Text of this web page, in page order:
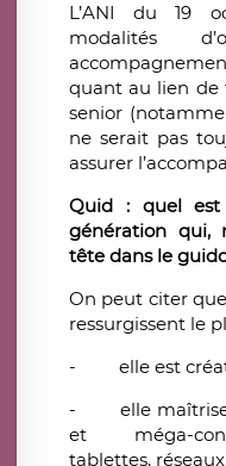
L’ANI du 19
modalités
quant au lien
senior
ne serait pas
assurer
Quid : quel
génération qui,
tête dans le
On peut citer
ressurgissent le
- elle est
- elle maîtrise
et méga-
tablettes,